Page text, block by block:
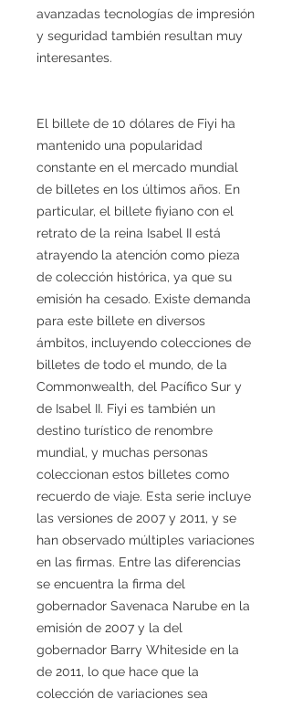
avanzadas tecnologías de impresión
y seguridad también resultan muy
interesantes.
El billete de 10 dólares de Fiyi ha
mantenido una popularidad
constante en el mercado mundial
de billetes en los últimos años. En
particular, el billete fiyiano con el
retrato de la reina Isabel II está
atrayendo la atención como pieza
de colección histórica, ya que su
emisión ha cesado. Existe demanda
para este billete en diversos
ámbitos, incluyendo colecciones de
billetes de todo el mundo, de la
Commonwealth, del Pacífico Sur y
de Isabel II. Fiyi es también un
destino turístico de renombre
mundial, y muchas personas
coleccionan estos billetes como
recuerdo de viaje. Esta serie incluye
las versiones de 2007 y 2011, y se
han observado múltiples variaciones
en las firmas. Entre las diferencias
se encuentra la firma del
gobernador Savenaca Narube en la
emisión de 2007 y la del
gobernador Barry Whiteside en la
de 2011, lo que hace que la
colección de variaciones sea